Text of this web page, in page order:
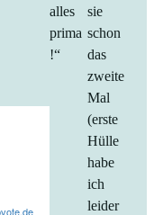
alles
prima
!“
sie
schon
das
zweite
Mal
(erste
Hülle
habe
ich
leider